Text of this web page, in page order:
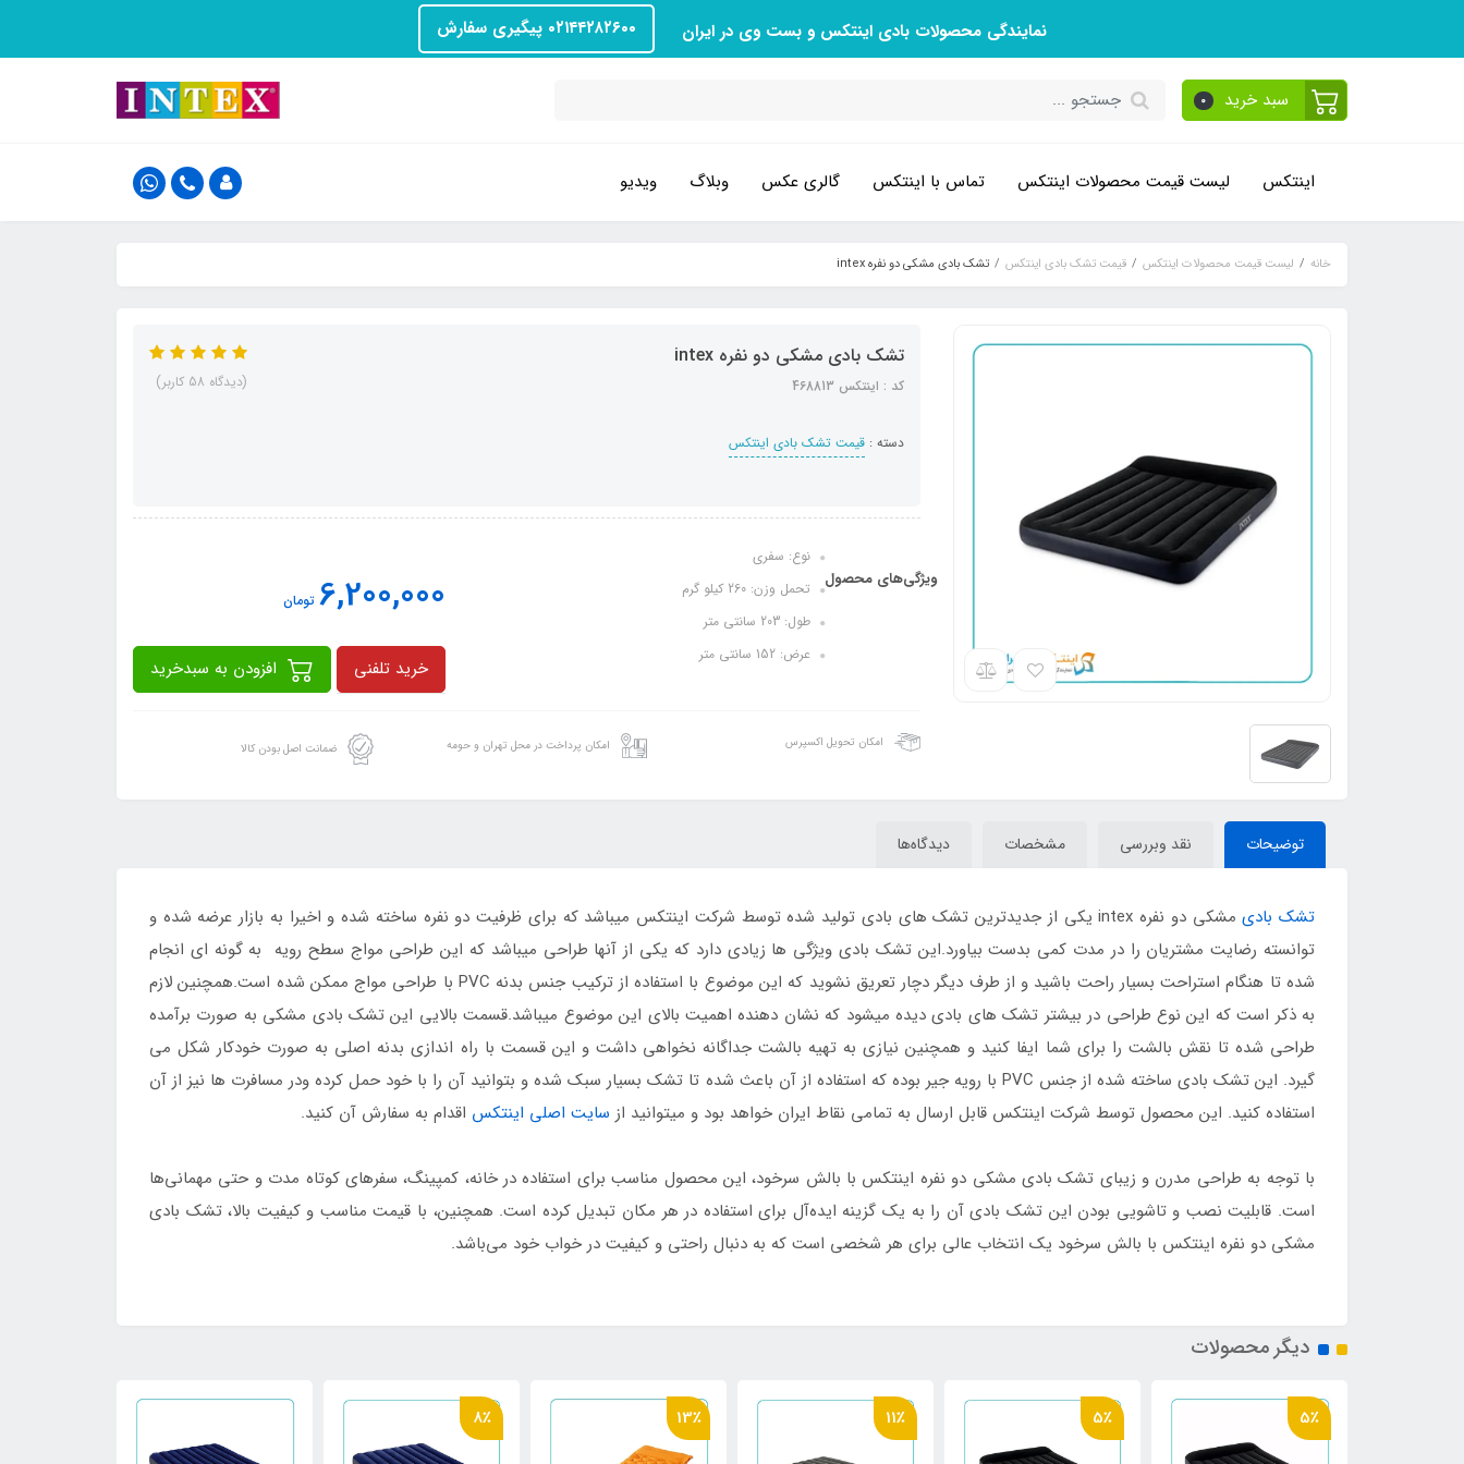
نمایندگی محصولات بادی اینتکس و بست وی در ایران ۰۲۱۴۴۲۸۲۶۰۰ پیگیری سفارش
سبد خرید 0
اینتکس لیست قیمت محصولات اینتکس تماس با اینتکس گالری عکس وبلاگ ویدیو
خانه لیست قیمت محصولات اینتکس قیمت تشک بادی اینتکس تشک بادی مشکی دو نفره intex
تشک بادی مشکی دو نفره intex
کد : اینتکس 4۶8813
دسته : قیمت تشک بادی اینتکس
(دیدگاه 58 کاربر)
ویژگی‌های محصول
نوع: سفری
تحمل وزن: 260 کیلو گرم
طول: 203 سانتی متر
عرض: 152 سانتی متر
6,200,000تومان
خرید تلفنی
امکان تحویل اکسپرس امکان پرداخت در محل تهران و حومه ضمانت اصل بودن کالا
توضیحات نقد وبررسی مشخصات دیدگاه‌ها
تشک بادی
مشکی دو نفره intex یکی از جدیدترین تشک های بادی تولید شده توسط شرکت اینتکس میباشد که برای ظرفیت دو نفره ساخته شده و اخیرا به بازار عرضه شده و
توانسته رضایت مشتریان را در مدت کمی بدست بیاورد.این تشک بادی ویژگی ها زیادی دارد که یکی از آنها طراحی میباشد که این طراحی مواج سطح رویه به گونه ای انجام
شده تا هنگام استراحت بسیار راحت باشید و از طرف دیگر دچار تعریق نشوید که این موضوع با استفاده از ترکیب جنس بدنه PVC با طراحی مواج ممکن شده است.همچنین لازم
به ذکر است که این نوع طراحی در بیشتر تشک های بادی دیده میشود که نشان دهنده اهمیت بالای این موضوع میباشد.قسمت بالایی این تشک بادی مشکی به صورت برآمده
طراحی شده تا نقش بالشت را برای شما ایفا کنید و همچنین نیازی به تهیه بالشت جداگانه نخواهی داشت و این قسمت با راه اندازی بدنه اصلی به صورت خودکار شکل می
گیرد. این تشک بادی ساخته شده از جنس PVC با رویه جیر بوده که استفاده از آن باعث شده تا تشک بسیار سبک شده و بتوانید آن را با خود حمل کرده ودر مسافرت ها نیز از آن
استفاده کنید. این محصول توسط شرکت اینتکس قابل ارسال به تمامی نقاط ایران خواهد بود و میتوانید از سایت اصلی اینتکس اقدام به سفارش آن کنید.
با توجه به طراحی مدرن و زیبای تشک بادی مشکی دو نفره اینتکس با بالش سرخود، این محصول مناسب برای استفاده در خانه، کمپینگ، سفرهای کوتاه مدت و حتی مهمانی‌ها
است. قابلیت نصب و تاشویی بودن این تشک بادی آن را به یک گزینه ایده‌آل برای استفاده در هر مکان تبدیل کرده است. همچنین، با قیمت مناسب و کیفیت بالا، تشک بادی
مشکی دو نفره اینتکس با بالش سرخود یک انتخاب عالی برای هر شخصی است که به دنبال راحتی و کیفیت در خواب خود می‌باشد.
دیگر محصولات
5٪ 5٪ 11٪ 13٪ 8٪